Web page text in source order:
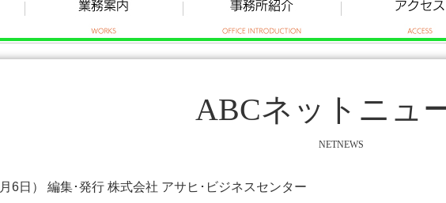
ABCネットニュ
NETNEWS
6日） 編集･発行 株式会社 アサヒ･ビジネスセンター